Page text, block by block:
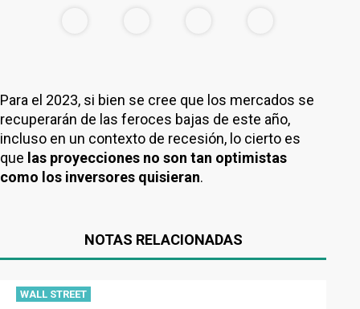
Para el 2023, si bien se cree que los mercados se
recuperarán de las feroces bajas de este año,
incluso en un contexto de recesión, lo cierto es
que las proyecciones no son tan optimistas
como los inversores quisieran.
NOTAS RELACIONADAS
WALL STREET